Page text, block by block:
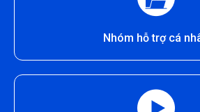
Nhóm hỗ trợ cá